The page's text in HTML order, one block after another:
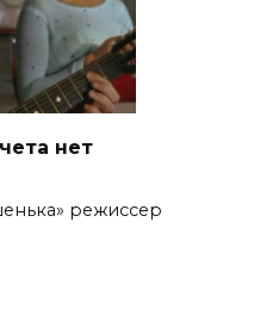
нет
режиссер